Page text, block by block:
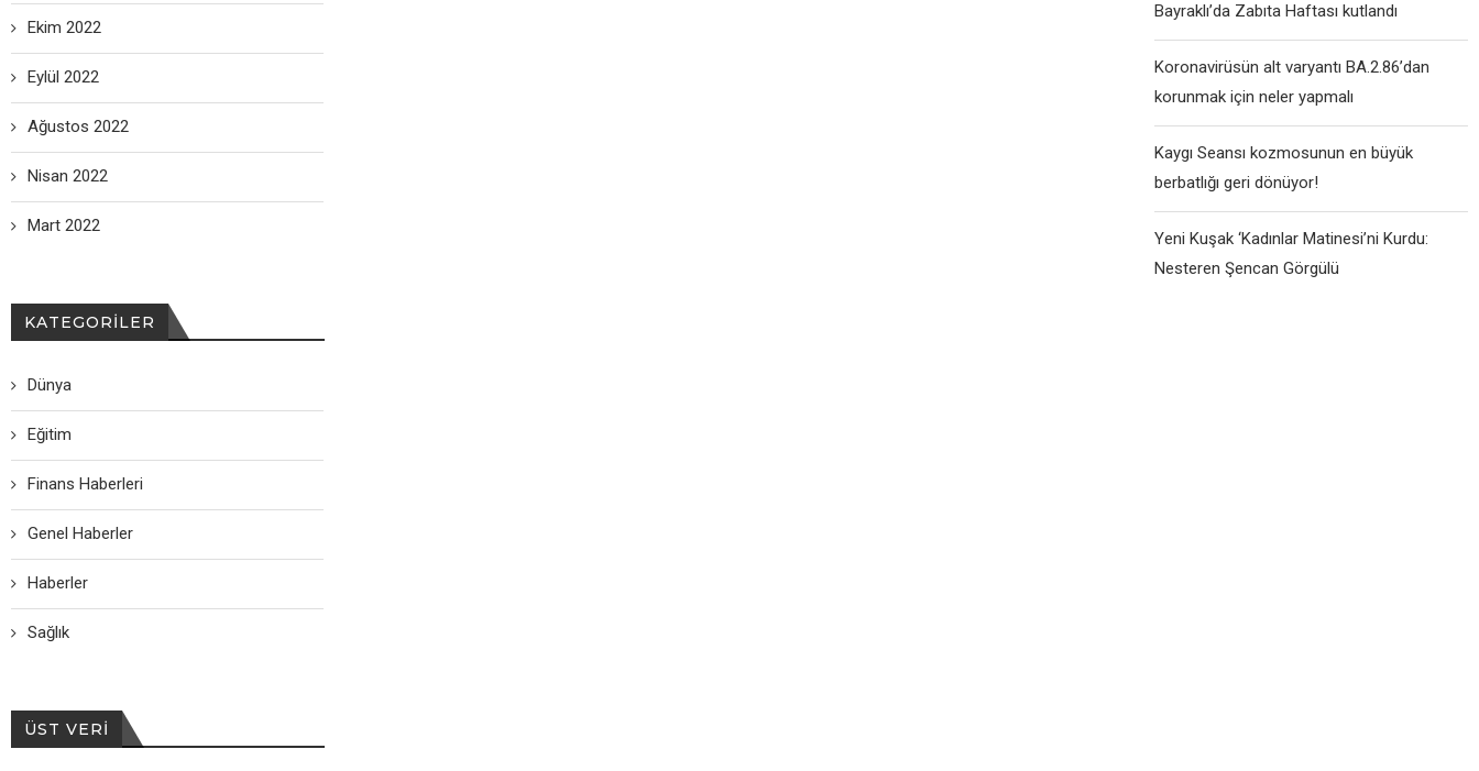
Bayraklı’da Zabıta Haftası kutlandı
Koronavirüsün alt varyantı BA.2.86’dan
korunmak için neler yapmalı
Kaygı Seansı kozmosunun en büyük
berbatlığı geri dönüyor!
Yeni Kuşak ‘Kadınlar Matinesi’ni Kurdu:
Nesteren Şencan Görgülü
Ekim 2022
Eylül 2022
Ağustos 2022
Nisan 2022
Mart 2022
KATEGORILER
Dünya
Eğitim
Finans Haberleri
Genel Haberler
Haberler
Sağlık
ÜST VERI